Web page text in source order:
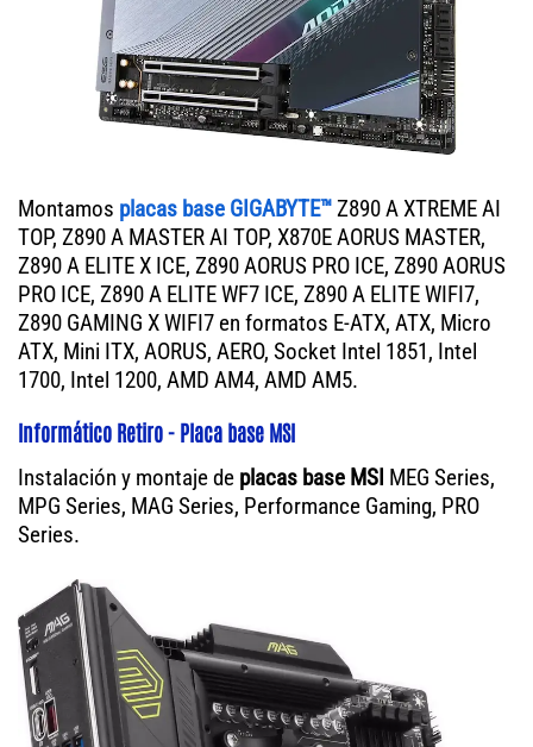
Montamos placas base GIGABYTE™Z890 A XTREME AI
TOP, Z890 A MASTER AI TOP, X870E AORUS MASTER,
Z890 A ELITE X ICE, Z890 AORUS PRO ICE, Z890 AORUS
PRO ICE, Z890 A ELITE WF7 ICE, Z890 A ELITE WIFI7,
Z890 GAMING X WIFI7 en formatos E-ATX, ATX, Micro
ATX, Mini ITX, AORUS, AERO, Socket Intel 1851, Intel
1700, Intel 1200, AMD AM4, AMD AM5.
Informático Retiro - Placa base MSI
Instalación y montaje de placas base MSI MEG Series,
MPG Series, MAG Series, Performance Gaming, PRO
Series.